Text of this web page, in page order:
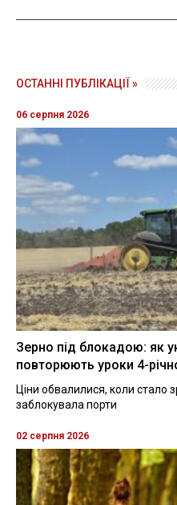
ОСТАННІ ПУБЛІКАЦІЇ »
06 серпня 2026
Зерно під блокадою: як
повторюють уроки 4-
Ціни обвалилися, коли стало
заблокувала порти
02 серпня 2026